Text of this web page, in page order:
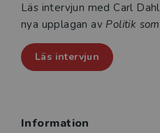
Läs intervjun med Carl
nya upplagan av Politik
Läs intervjun
Information